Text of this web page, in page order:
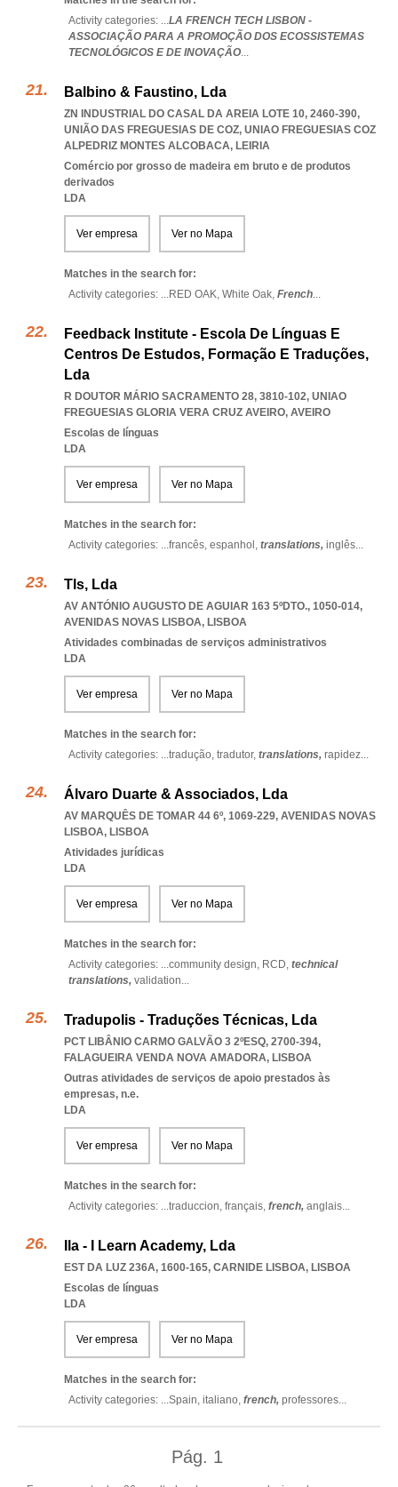
Activity categories: ...LA FRENCH TECH LISBON -
ASSOCIAÇÃO PARA A PROMOÇÃO DOS ECOSSISTEMAS
TECNOLÓGICOS E DE INOVAÇÃO...
Balbino & Faustino, Lda
ZN INDUSTRIAL DO CASAL DA AREIA LOTE 10, 2460-390,
UNIÃO DAS FREGUESIAS DE COZ, UNIAO FREGUESIAS COZ
ALPEDRIZ MONTES ALCOBACA, LEIRIA
Comércio por grosso de madeira em bruto e de produtos
derivados
LDA
Ver empresa Ver no Mapa
Matches in the search for:
Activity categories: ...RED OAK, White Oak, French...
Feedback Institute - Escola De Línguas E
Centros De Estudos, Formação E Traduções,
Lda
R DOUTOR MÁRIO SACRAMENTO 28, 3810-102, UNIAO
FREGUESIAS GLORIA VERA CRUZ AVEIRO, AVEIRO
Escolas de línguas
LDA
Ver empresa Ver no Mapa
Matches in the search for:
Activity categories: ...francês, espanhol, translations, inglês...
Tls, Lda
AV ANTÓNIO AUGUSTO DE AGUIAR 163 5ºDTO., 1050-014,
AVENIDAS NOVAS LISBOA, LISBOA
Atividades combinadas de serviços administrativos
LDA
Ver empresa Ver no Mapa
Matches in the search for:
Activity categories: ...tradução, tradutor, translations, rapidez...
Álvaro Duarte & Associados, Lda
AV MARQUÊS DE TOMAR 44 6º, 1069-229, AVENIDAS NOVAS
LISBOA, LISBOA
Atividades jurídicas
LDA
Ver empresa Ver no Mapa
Matches in the search for:
Activity categories: ...community design, RCD, technical
translations, validation...
Tradupolis - Traduções Técnicas, Lda
PCT LIBÂNIO CARMO GALVÃO 3 2ºESQ, 2700-394,
FALAGUEIRA VENDA NOVA AMADORA, LISBOA
Outras atividades de serviços de apoio prestados às
empresas, n.e.
LDA
Ver empresa Ver no Mapa
Matches in the search for:
Activity categories: ...traduccion, français, french, anglais...
Ila - I Learn Academy, Lda
EST DA LUZ 236A, 1600-165, CARNIDE LISBOA, LISBOA
Escolas de línguas
LDA
Ver empresa Ver no Mapa
Matches in the search for:
Activity categories: ...Spain, italiano, french, professores...
Pág. 1